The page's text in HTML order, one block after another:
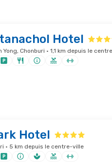
Hotel
Yong, Chonburi · 1,1 km depuis le
Hotel
· 5 km depuis le centre-ville